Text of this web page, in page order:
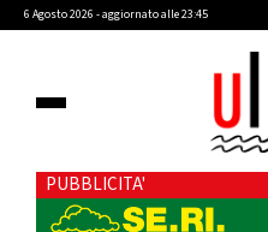
6 Agosto 2026 - aggiornato alle 23:45
PUBBLICITA'